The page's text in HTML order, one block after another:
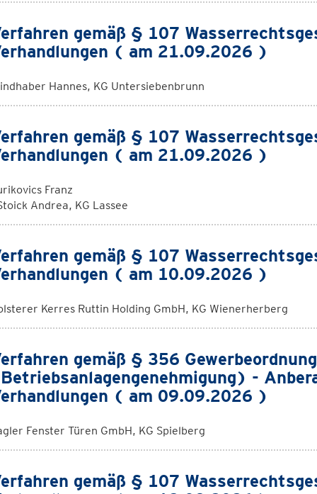
gemäß § 107
( am 21.09.2026 )
Hannes, KG Untersiebenbrunn
gemäß § 107
( am 21.09.2026 )
Franz
Andrea, KG Lassee
gemäß § 107
( am 10.09.2026 )
Kerres Ruttin Holding GmbH, KG Wienerherberg
gemäß § 356
-
( am 09.09.2026 )
Fenster Türen GmbH, KG Spielberg
gemäß § 107